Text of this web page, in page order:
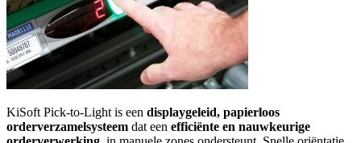
KiSoft Pick-to-Light is een displaygeleid, papierloos
orderverzamelsysteem dat een efficiënte en nauwkeurige